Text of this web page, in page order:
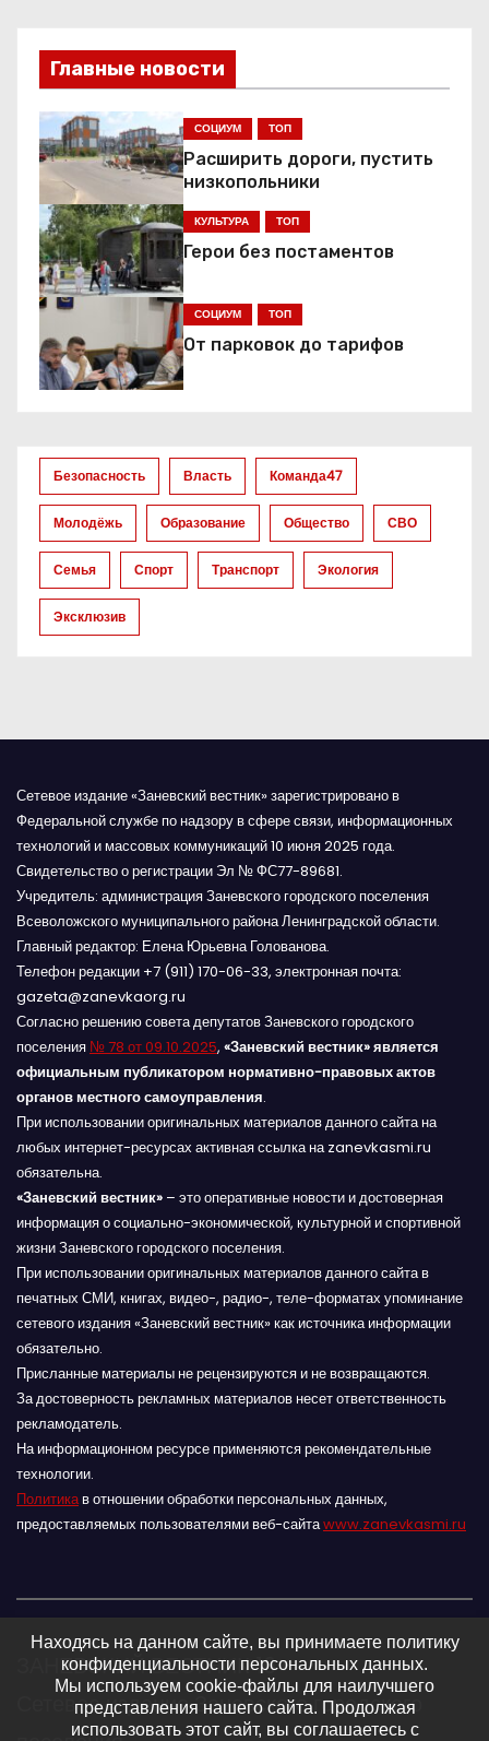
г
а
ц
и
я
п
о
а
п
Главные новости
СОЦИУМ ТОП
Расширить дороги, пустить
низкопольники
КУЛЬТУРА ТОП
Герои без постаментов
СОЦИУМ ТОП
От парковок до тарифов
Безопасность Власть Команда47
Молодёжь Образование Общество СВО
Семья Спорт Транспорт Экология
Эксклюзив
Сетевое издание «Заневский вестник» зарегистрировано в
Федеральной службе по надзору в сфере связи, информационных
технологий и массовых коммуникаций 10 июня 2025 года.
Свидетельство о регистрации Эл № ФС77-89681.
Учредитель: администрация Заневского городского поселения
Всеволожского муниципального района Ленинградской области.
Главный редактор: Елена Юрьевна Голованова.
Телефон редакции +7 (911) 170-06-33, электронная почта:
gazeta@zanevkaorg.ru
Согласно решению совета депутатов Заневского городского
поселения № 78 от 09.10.2025, «Заневский вестник» является
официальным публикатором нормативно-правовых актов
органов местного самоуправления.
При использовании оригинальных материалов данного сайта на
любых интернет-ресурсах активная ссылка на zanevkasmi.ru
обязательна.
«Заневский вестник» – это оперативные новости и достоверная
информация о социально-экономической, культурной и спортивной
жизни Заневского городского поселения.
При использовании оригинальных материалов данного сайта в
печатных СМИ, книгах, видео-, радио-, теле-форматах упоминание
сетевого издания «Заневский вестник» как источника информации
обязательно.
Присланные материалы не рецензируются и не возвращаются.
За достоверность рекламных материалов несет ответственность
рекламодатель.
На информационном ресурсе применяются рекомендательные
технологии.
Политикав отношении обработки персональных данных,
предоставляемых пользователями веб-сайтаwww.zanevkasmi.ru
ЗАНЕВСКИЙ ВЕСТНИК 16+
Сетевое издание Заневского городского
Находясь на данном сайте, вы принимаете политику
конфиденциальности персональных данных.
Мы используем cookie-файлы для наилучшего
представления нашего сайта. Продолжая
использовать этот сайт, вы соглашаетесь с